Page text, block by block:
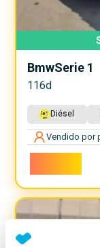
BmwSerie 1
116d
Diésel
Vendido por